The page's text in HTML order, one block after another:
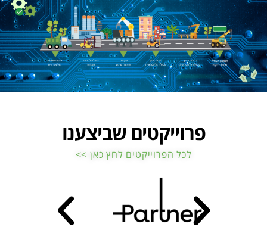
פרוייקטים שביצענו
לכל הפרוייקטים לחץ כאן >>